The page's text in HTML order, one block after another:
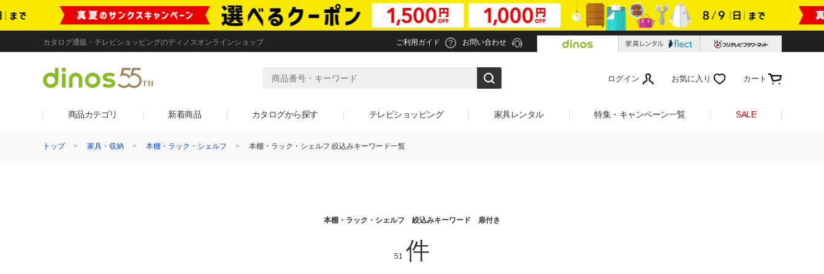
カタログ通販・テレビショッピングのディノスオンラインショップ ご利用ガイド お問い合わせ
ログイン お気に入り カート
商品カテゴリ 新着商品 カタログから探す テレビショッピング 家具レンタル 特集・キャンペーン一覧 SALE
トップ 家具・収納 本棚・ラック・シェルフ 本棚・ラック・シェルフ 絞込みキーワード一覧
本棚・ラック・シェルフ 絞込みキーワード 扉付き
51 件